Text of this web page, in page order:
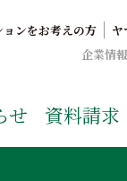
ョンをお考えの方
ヤ
企業情報
せ 資料請求